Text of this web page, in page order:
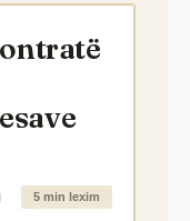
5 min lexim